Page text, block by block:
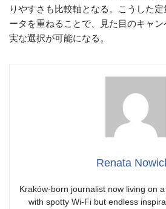
りやすさも比較軸となる。こうした
ータを重ねることで、見た目のキャ
実な選択が可能になる。
Renata
Kraków-born journalist now living on
with spotty Wi-Fi but endless